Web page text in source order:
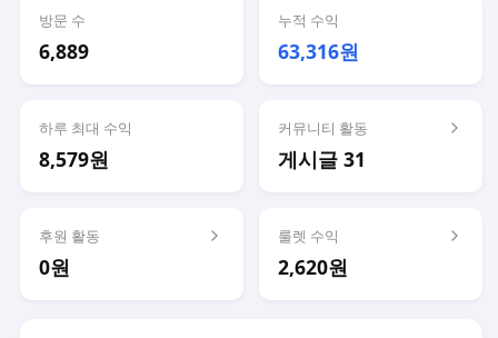
방문 수
6,889
누적 수익
63,316원
하루 최대 수익
8,579원
커뮤니티 활동
게시글 31
후원 활동
0원
룰렛 수익
2,620원